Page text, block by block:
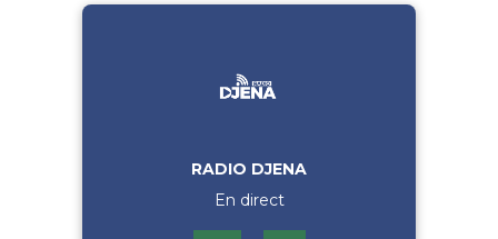
RADIO DJENA
En direct